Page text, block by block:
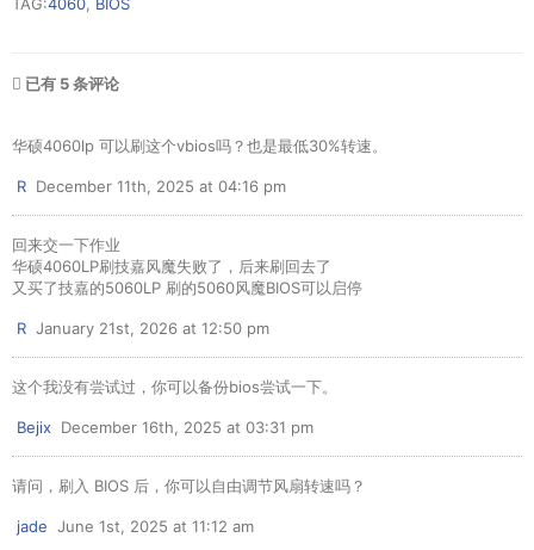
已有 5 条评论
华硕4060lp 可以刷这个vbios吗？也是最低30%转速。
R December 11th, 2025 at 04:16 pm
回来交一下作业
华硕4060LP刷技嘉风魔失败了，后来刷回去了
又买了技嘉的5060LP 刷的5060风魔BIOS可以启停
R January 21st, 2026 at 12:50 pm
这个我没有尝试过，你可以备份bios尝试一下。
Bejix December 16th, 2025 at 03:31 pm
请问，刷入 BIOS 后，你可以自由调节风扇转速吗？
jade June 1st, 2025 at 11:12 am